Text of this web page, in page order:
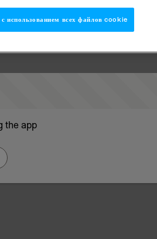
the app
с использованием всех файлов cookie